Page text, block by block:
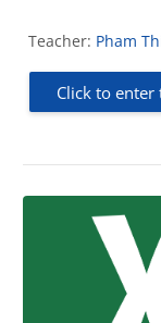
Teacher: Pham
Click to enter